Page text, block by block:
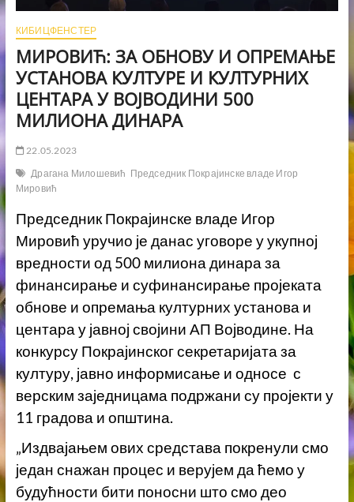
КИБИЦФЕНСТЕР
МИРОВИЋ: ЗА ОБНОВУ И ОПРЕМАЊЕ
УСТАНОВА КУЛТУРЕ И КУЛТУРНИХ
ЦЕНТАРА У ВОЈВОДИНИ 500
МИЛИОНА ДИНАРА
22.05.2023
Драгана Милошевић Председник Покрајинске владе Игор
Мировић
Председник Покрајинске владе Игор
Мировић уручио је данас уговоре у укупној
вредности од 500 милиона динара за
финансирање и суфинансирање пројеката
обнове и опремања културних установа и
центара у јавној својини АП Војводине. На
конкурсу Покрајинског секретаријата за
културу, јавно информисање и односе с
верским заједницама подржани су пројекти у
11 градова и општина.
„Издвајањем ових средстава покренули смо
један снажан процес и верујем да ћемо у
будућности бити поносни што смо део